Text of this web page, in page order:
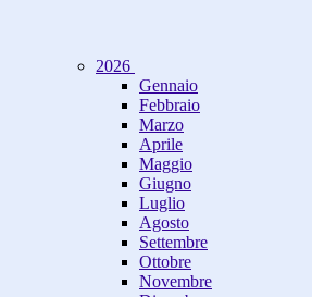
2026
Gennaio
Febbraio
Marzo
Aprile
Maggio
Giugno
Luglio
Agosto
Settembre
Ottobre
Novembre